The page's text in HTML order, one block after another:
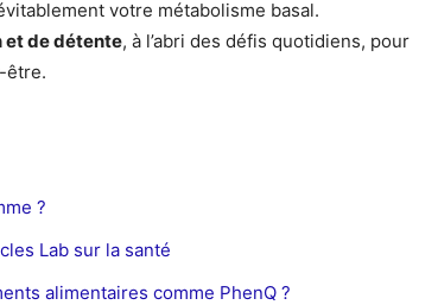
votre métabolisme basal.
et de détente, à l’abri des défis quotidiens, pour
être.
?
Lab sur la santé
alimentaires comme PhenQ ?